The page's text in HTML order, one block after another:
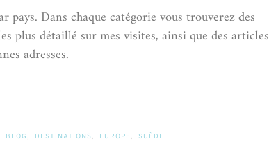
pays. Dans chaque catégorie vous trouverez des
plus détaillé sur mes visites, ainsi que des articles
adresses.
BLOG DESTINATIONS EUROPE SUÈDE